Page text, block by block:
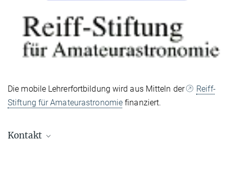
Die mobile Lehrerfortbildung wird aus Mitteln der
Reiff-
Stiftung für Amateurastronomie finanziert.
Kontakt